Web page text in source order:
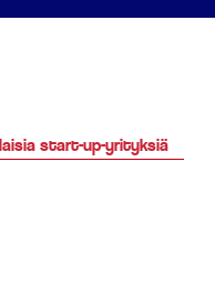
start-up-yrityksiä